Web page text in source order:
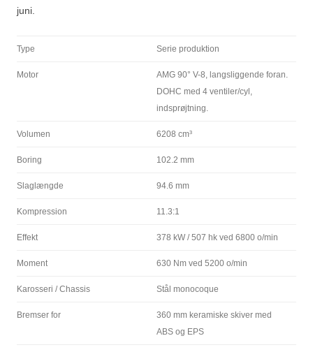
juni.
Type Serie produktion
Motor
AMG 90° V-8, langsliggende foran.
DOHC med 4 ventiler/cyl,
indsprøjtning.
Volumen 6208 cm³
Boring 102.2 mm
Slaglængde 94.6 mm
Kompression 11.3:1
Effekt 378 kW / 507 hk ved 6800 o/min
Moment 630 Nm ved 5200 o/min
Karosseri / Chassis Stål monocoque
Bremser for
360 mm keramiske skiver med
ABS og EPS